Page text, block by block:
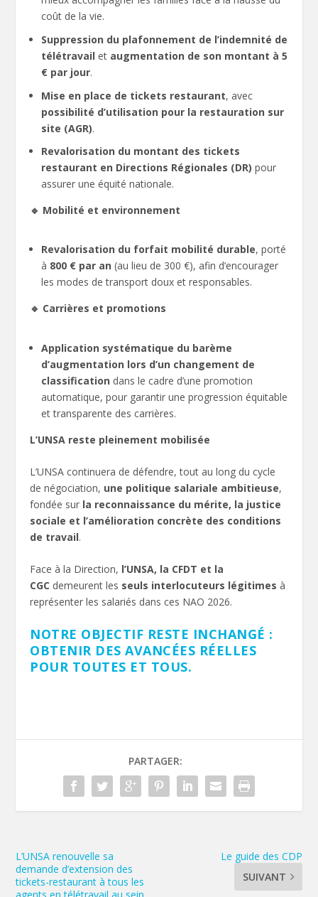
coût de la vie.
Suppression du plafonnement de l’indemnité de
télétravail et augmentation de son montant à 5
€ par jour.
Mise en place de tickets restaurant, avec
possibilité d’utilisation pour la restauration sur
site (AGR).
Revalorisation du montant des tickets
restaurant en Directions Régionales (DR) pour
assurer une équité nationale.
🔹 Mobilité et environnement
Revalorisation du forfait mobilité durable, porté
à 800 € par an (au lieu de 300 €), afin d’encourager
les modes de transport doux et responsables.
🔹 Carrières et promotions
Application systématique du barème
d’augmentation lors d’un changement de
classification dans le cadre d’une promotion
automatique, pour garantir une progression équitable
et transparente des carrières.
L’UNSA reste pleinement mobilisée
L’UNSA continuera de défendre, tout au long du cycle
de négociation, une politique salariale ambitieuse,
fondée sur la reconnaissance du mérite, la justice
sociale et l’amélioration concrète des conditions
de travail.
Face à la Direction, l’UNSA, la CFDT et la
CGC demeurent les seuls interlocuteurs légitimes à
représenter les salariés dans ces NAO 2026.
NOTRE OBJECTIF RESTE INCHANGÉ :
OBTENIR DES AVANCÉES RÉELLES
POUR TOUTES ET TOUS.
PARTAGER:
L’UNSA renouvelle sa
demande d’extension des
tickets-restaurant à tous les
Le guide des CDP
SUIVANT